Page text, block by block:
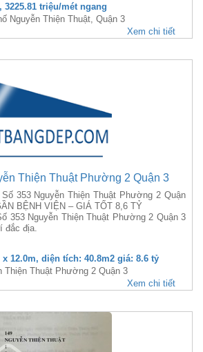
3225.81 triệu/mét ngang
Nguyễn Thiện Thuật, Quận 3
Xem chi tiết
Thiện Thuật Phường 2 Quận 3
353 Nguyễn Thiện Thuật Phường 2 Quận
BỆNH VIỆN – GIÁ TỐT 8,6 TỶ
353 Nguyễn Thiện Thuật Phường 2 Quận 3
đắc địa.
x 12.0m, diện tích: 40.8m2 giá: 8.6 tỷ
Thiện Thuật Phường 2 Quận 3
Xem chi tiết